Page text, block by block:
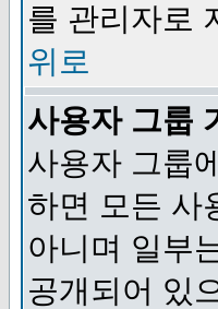
를 관리자로
위로
사용자 그룹
사용자 그룹
하면 모든 사
아니며 일부
공개되어 있